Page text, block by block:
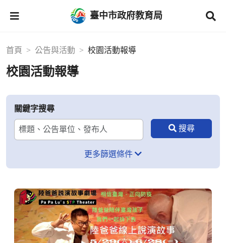
臺中市政府教育局
首頁 公告與活動 校園活動報導
校園活動報導
關鍵字搜尋
更多篩選條件